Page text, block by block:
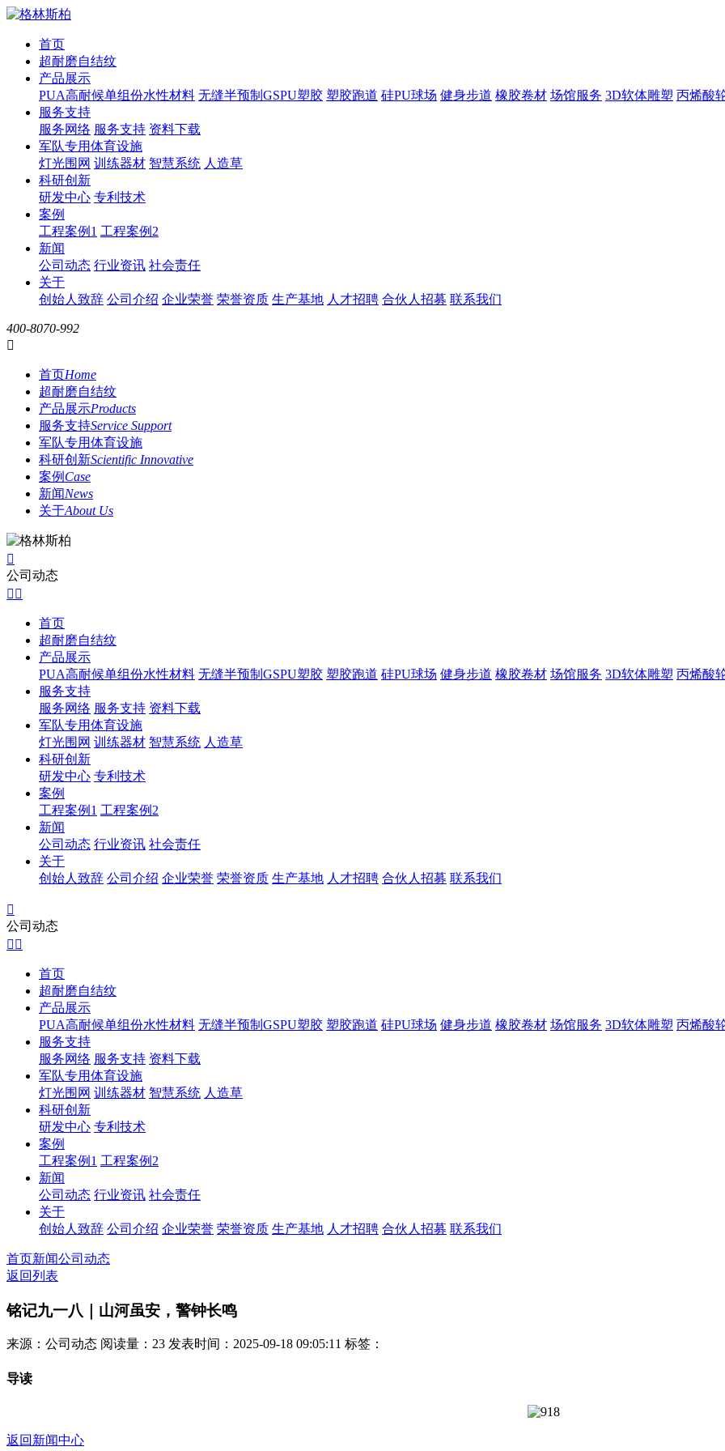
首页
超耐磨自结纹
产品展示
PUA高耐候单组份水性材料 无缝半预制GSPU塑胶 塑胶跑道 硅PU球场 健身步道 橡胶卷材 场馆服务 3D软体雕塑 丙烯酸
服务支持
服务网络 服务支持 资料下载
军队专用体育设施
灯光围网 训练器材 智慧系统 人造草
科研创新
研发中心 专利技术
案例
工程案例1 工程案例2
新闻
公司动态 行业资讯 社会责任
关于
创始人致辞 公司介绍 企业荣誉 荣誉资质 生产基地 人才招聘 合伙人招募 联系我们
400-8070-992

首页Home
超耐磨自结纹
产品展示Products
服务支持Service Support
军队专用体育设施
科研创新Scientific Innovative
案例 Case
新闻News
关于About Us

公司动态
 
首页
超耐磨自结纹
产品展示
PUA高耐候单组份水性材料 无缝半预制GSPU塑胶 塑胶跑道 硅PU球场 健身步道 橡胶卷材 场馆服务 3D软体雕塑 丙烯酸
服务支持
服务网络 服务支持 资料下载
军队专用体育设施
灯光围网 训练器材 智慧系统 人造草
科研创新
研发中心 专利技术
案例
工程案例1 工程案例2
新闻
公司动态 行业资讯 社会责任
关于
创始人致辞 公司介绍 企业荣誉 荣誉资质 生产基地 人才招聘 合伙人招募 联系我们

公司动态
 
首页
超耐磨自结纹
产品展示
PUA高耐候单组份水性材料 无缝半预制GSPU塑胶 塑胶跑道 硅PU球场 健身步道 橡胶卷材 场馆服务 3D软体雕塑 丙烯酸
服务支持
服务网络 服务支持 资料下载
军队专用体育设施
灯光围网 训练器材 智慧系统 人造草
科研创新
研发中心 专利技术
案例
工程案例1 工程案例2
新闻
公司动态 行业资讯 社会责任
关于
创始人致辞 公司介绍 企业荣誉 荣誉资质 生产基地 人才招聘 合伙人招募 联系我们
首页新闻公司动态
返回列表
铭记九一八｜山河虽安，警钟长鸣
来源：公司动态 阅读量：23 发表时间：2025-09-18 09:05:11 标签：
导读
返回新闻中心